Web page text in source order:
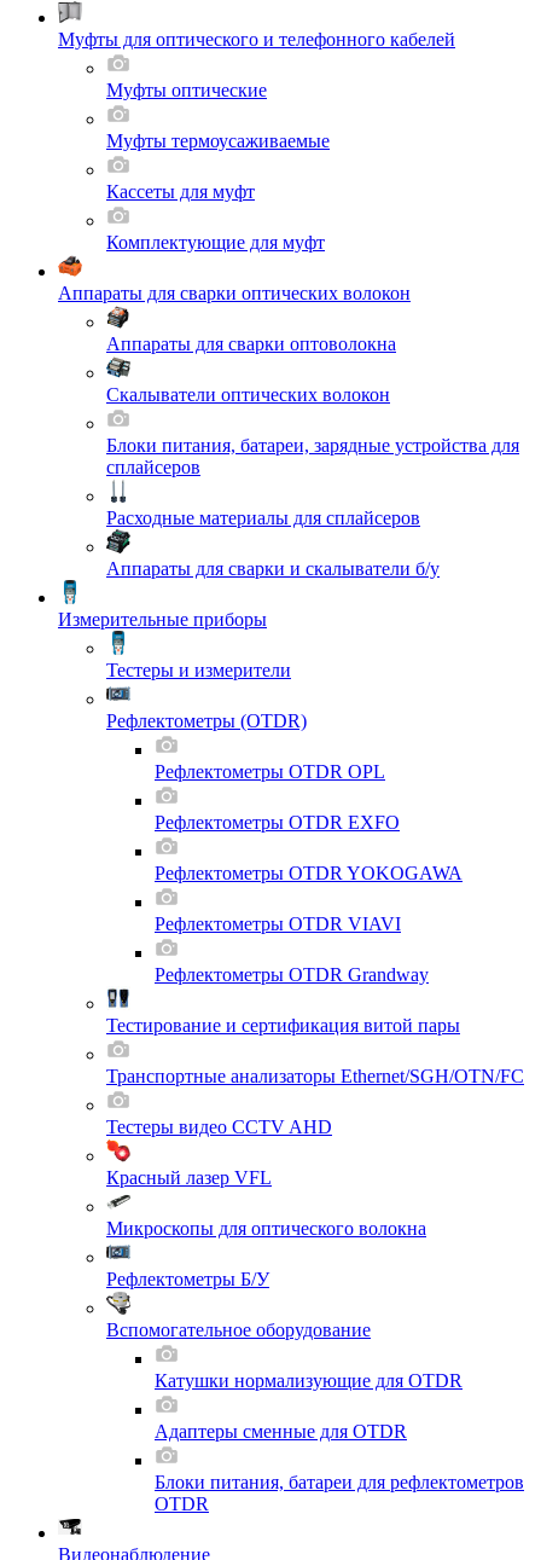
Муфты для оптического и телефонного кабелей
Муфты оптические
Муфты термоусаживаемые
Кассеты для муфт
Комплектующие для муфт
Аппараты для сварки оптических волокон
Аппараты для сварки оптоволокна
Скалыватели оптических волокон
Блоки питания, батареи, зарядные устройства для
сплайсеров
Расходные материалы для сплайсеров
Аппараты для сварки и скалыватели б/у
Измерительные приборы
Тестеры и измерители
Рефлектометры (OTDR)
Рефлектометры OTDR OPL
Рефлектометры OTDR EXFO
Рефлектометры OTDR YOKOGAWA
Рефлектометры OTDR VIAVI
Рефлектометры OTDR Grandway
Тестирование и сертификация витой пары
Транспортные анализаторы Ethernet/SGH/OTN/FC
Тестеры видео CCTV AHD
Красный лазер VFL
Микроскопы для оптического волокна
Рефлектометры Б/У
Вспомогательное оборудование
Катушки нормализующие для OTDR
Адаптеры сменные для OTDR
Блоки питания, батареи для рефлектометров
OTDR
Видеонаблюдение